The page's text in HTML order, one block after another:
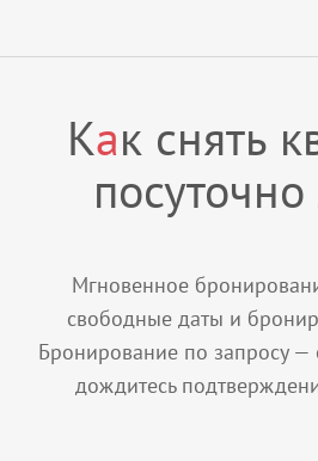
Как снять
Мгновенное
свободные даты и
Бронирование по запросу —
дождитесь